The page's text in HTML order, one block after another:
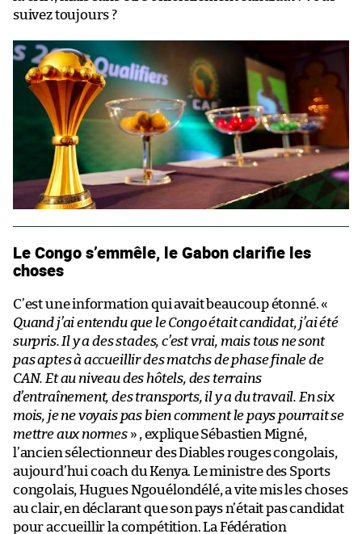
suivez toujours ?
Le Congo s’emmêle, le Gabon clarifie les
choses
C’est une information qui avait beaucoup étonné. «
Quand j’ai entendu que le Congo était candidat, j’ai été
surpris. Il y a des stades, c’est vrai, mais tous ne sont
pas aptes à accueillir des matchs de phase finale de
CAN. Et au niveau des hôtels, des terrains
d’entraînement, des transports, il y a du travail. En six
mois, je ne voyais pas bien comment le pays pourrait se
mettre aux normes» , explique Sébastien Migné,
l’ancien sélectionneur des Diables rouges congolais,
aujourd’hui coach du Kenya. Le ministre des Sports
congolais, Hugues Ngouélondélé, a vite mis les choses
au clair, en déclarant que son pays n’était pas candidat
pour accueillir la compétition. La Fédération